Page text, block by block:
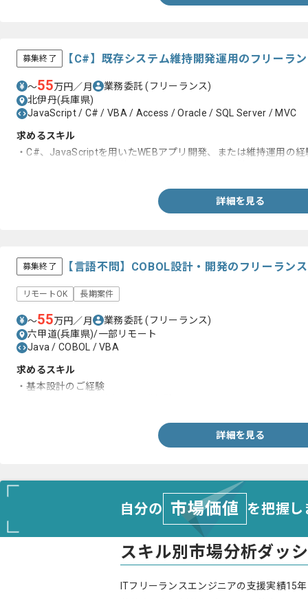
募集終了 【C#】既存システム維持開発運用のフリーラ
〜55万円／月 業務委託(フリーランス)
北伊丹(兵庫県)
JavaScript / C# / VBA / Access / Oracle / SQL Server / MVC
求めるスキル
・C#、JavaScriptを用いたWEBアプリ開発、または維持運用の経
詳細を見る
募集終了 【言語不問】COBOL設計・開発のフリーラン
リモートOK 長期案件
〜55万円／月 業務委託(フリーランス)
六甲道(兵庫県)/一部リモート
Java / COBOL / VBA
求めるスキル
・基本設計のご経験
詳細を見る
自分の 市場価値 を把握
スキル別市場分析ダッ
ITフリーランスエンジニアの支援実績15